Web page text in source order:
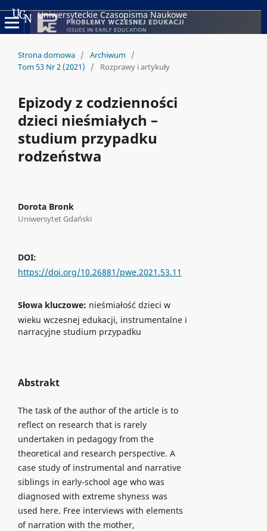
Uniwersyteckie Czasopisma Naukowe
Strona domowa / Archiwum /
Tom 53 Nr 2 (2021)
/ Rozprawy i artykuły
Epizody z codzienności
dzieci nieśmiałych –
studium przypadku
rodzeństwa
Dorota Bronk
Uniwersytet Gdański
DOI:
https://doi.org/10.26881/pwe.2021.53.11
Słowa kluczowe: nieśmiałość dzieci w
wieku wczesnej edukacji, instrumentalne i
narracyjne studium przypadku
Abstrakt
The task of the author of the article is to
reflect on research that is rarely
undertaken in pedagogy from the
theoretical and research perspective. A
case study of instrumental and narrative
siblings in early-school age who was
diagnosed with extreme shyness was
used here. Free interviews with elements
of narration with the mother,